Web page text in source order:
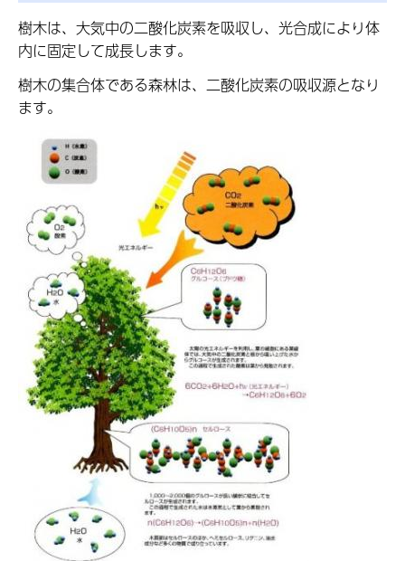
樹木は、大気中の二酸化炭素を吸収し、光合成により体
内に固定して成長します。
樹木の集合体である森林は、二酸化炭素の吸収源となり
ます。